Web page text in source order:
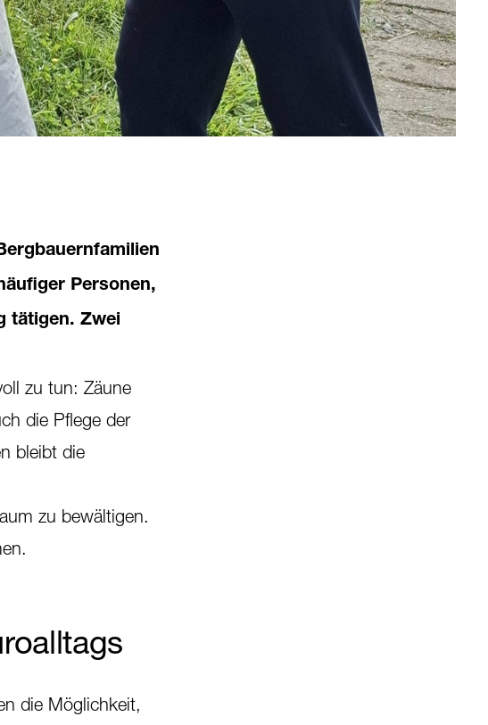
Personen,
tätigen. Zwei
zu tun: Zäune
die Pflege der
bleibt die
zu bewältigen.
die Möglichkeit,